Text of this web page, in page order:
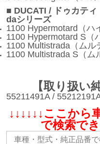
■ DUCATI / ドゥカテ
daシリーズ
1100 Hypermotard（ハ
1100 Hypermotard S（
1100 Multistrada（ムル
1100 Multistrada S（ム
【取り扱い
55211491A /
↓↓↓↓↓↓ここから
で検索で